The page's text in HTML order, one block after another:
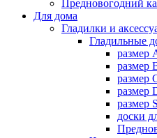
Предновогодний
Для дома
Гладилки и
Гладильные
размер
размер
размер
размер
размер
доски